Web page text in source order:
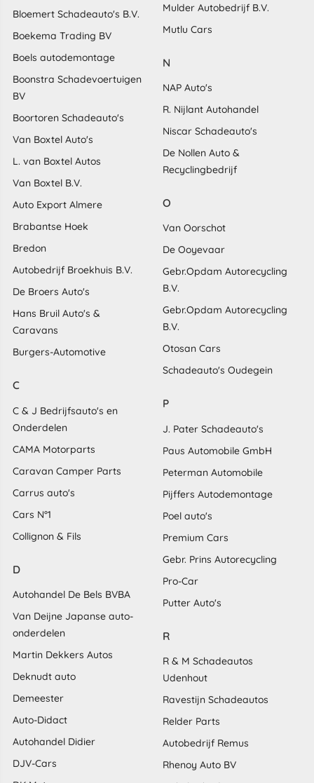
Bloemert Schadeauto's B.V.
Boekema Trading BV
Boels autodemontage
Boonstra Schadevoertuigen
BV
Boortoren Schadeauto's
Van Boxtel Auto's
L. van Boxtel Autos
Van Boxtel B.V.
Auto Export Almere
Brabantse Hoek
Bredon
Autobedrijf Broekhuis B.V.
De Broers Auto's
Hans Bruil Auto's &
Caravans
Burgers-Automotive
C
C & J Bedrijfsauto's en
Onderdelen
CAMA Motorparts
Caravan Camper Parts
Carrus auto's
Cars N°1
Collignon & Fils
D
Autohandel De Bels BVBA
Van Deijne Japanse auto-
onderdelen
Martin Dekkers Autos
Deknudt auto
Demeester
Auto-Didact
Autohandel Didier
DJV-Cars
Mulder Autobedrijf B.V.
Mutlu Cars
N
NAP Auto's
R. Nijlant Autohandel
Niscar Schadeauto's
De Nollen Auto &
Recyclingbedrijf
O
Van Oorschot
De Ooyevaar
Gebr.Opdam Autorecycling
B.V.
Gebr.Opdam Autorecycling
B.V.
Otosan Cars
Schadeauto's Oudegein
P
J. Pater Schadeauto's
Paus Automobile GmbH
Peterman Automobile
Pijffers Autodemontage
Poel auto's
Premium Cars
Gebr. Prins Autorecycling
Pro-Car
Putter Auto's
R
R & M Schadeautos
Udenhout
Ravestijn Schadeautos
Relder Parts
Autobedrijf Remus
Rhenoy Auto BV